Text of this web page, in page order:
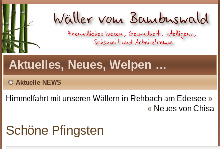
Aktuelles, Neues, Welpen …
Aktuelle NEWS
Himmelfahrt mit unseren Wällern in Rehbach am Edersee »
« Neues von Chisa
Schöne Pfingsten